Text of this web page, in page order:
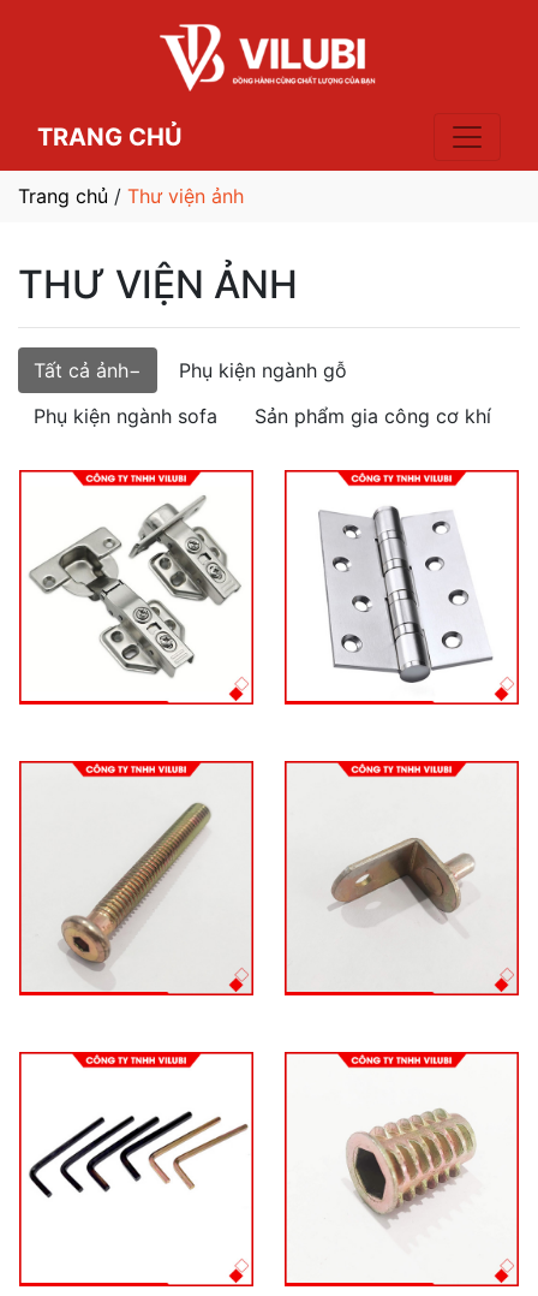
TRANG CHỦ
Trang chủ / Thư viện ảnh
THƯ VIỆN ẢNH
Tất cả ảnh
Phụ kiện ngành gỗ
Phụ kiện ngành sofa
Sản phẩm gia công cơ khí